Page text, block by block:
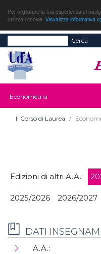
Per migliorare la tua esperienza di
utilizza i cookie. Visualizza informativa
Cerca
Econometria
Il Corso di Laurea
Edizioni di altri A.A.:
2025/2026 2026/2027
DATI
A.A.: